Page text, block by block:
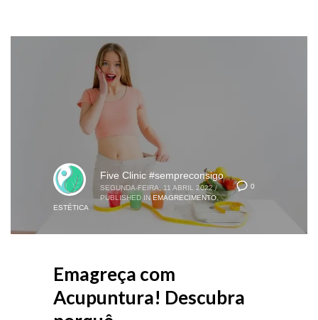
0
Five Clinic #sempreconsigo
SEGUNDA-FEIRA, 11 ABRIL 2022 /
PUBLISHED IN EMAGRECIMENTO,
ESTÉTICA
Emagreça com
Acupuntura! Descubra